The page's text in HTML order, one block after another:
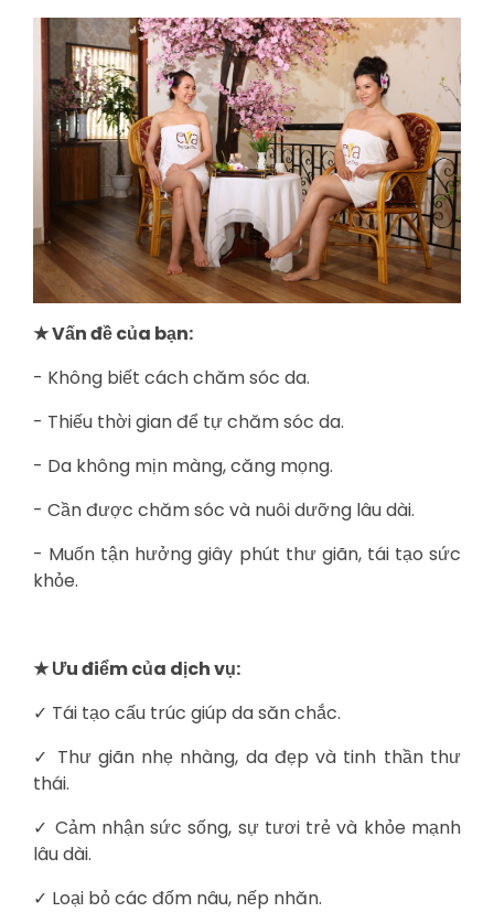
★ Vấn đề của bạn:
- Không biết cách chăm sóc da.
- Thiếu thời gian để tự chăm sóc da.
- Da không mịn màng, căng mọng.
- Cần được chăm sóc và nuôi dưỡng lâu dài.
- Muốn tận hưởng giây phút thư giãn, tái tạo sức
khỏe.
★ Ưu điểm của dịch vụ:
✓ Tái tạo cấu trúc giúp da săn chắc.
✓ Thư giãn nhẹ nhàng, da đẹp và tinh thần thư
thái.
✓ Cảm nhận sức sống, sự tươi trẻ và khỏe mạnh
lâu dài.
✓ Loại bỏ các đốm nâu, nếp nhăn.